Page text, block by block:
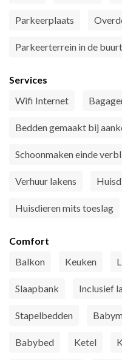
Parkeerplaats
Parkeerterrein in de buurt
Services
Wifi Internet
Bedden gemaakt bij
Schoonmaken einde
Verhuur lakens
Huisdieren mits toeslag
Comfort
Balkon
Keuken
Slaapbank Inclusief
Stapelbedden
Babybed Ketel